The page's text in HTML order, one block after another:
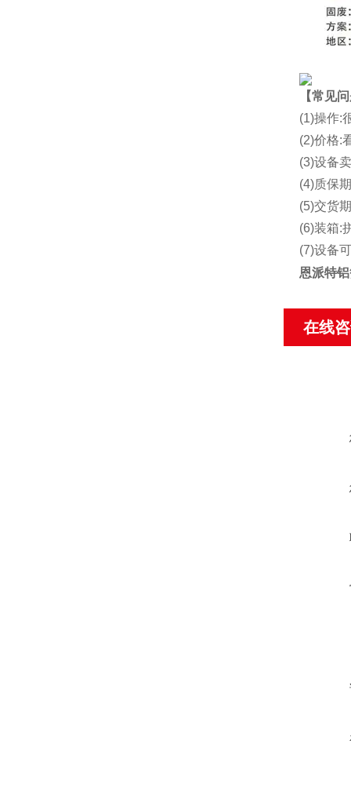
【常见
(1)操作:
(2)价格:
(3)设备
(4)质保
(5)交货
(6)装箱:
(7)设备
恩派特
在线